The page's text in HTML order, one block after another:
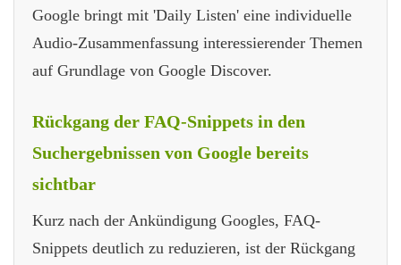
Google bringt mit 'Daily Listen' eine individuelle
Audio-Zusammenfassung interessierender Themen
auf Grundlage von Google Discover.
Rückgang der FAQ-Snippets in den
Suchergebnissen von Google bereits
sichtbar
Kurz nach der Ankündigung Googles, FAQ-
Snippets deutlich zu reduzieren, ist der Rückgang